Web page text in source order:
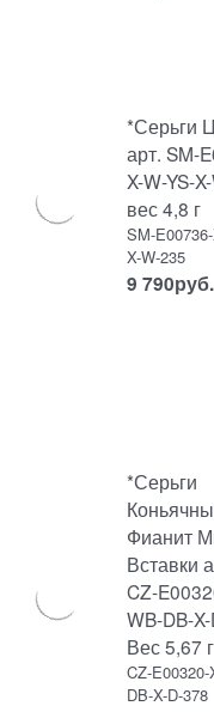
*Серьги
арт. SM-
X-W-YS-
вес 4,8 г
SM-
X-W-235
9 790руб.
*Серьги
Фианит
Вставки
CZ-
WB-DB-
Вес 5,67 г
CZ-E00320-
DB-X-D-378